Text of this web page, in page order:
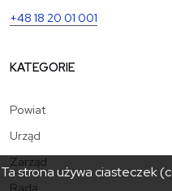
+48 18 20 01 001
KATEGORIE
Powiat
Urząd
Zarząd
Rada
Ta strona używa ciasteczek